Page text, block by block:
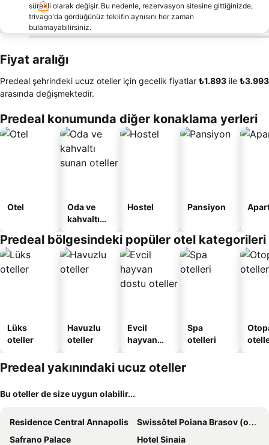
sürekli olarak değişir. Bu nedenle, rezervasyon sitesine gittiğinizde,
trivago'da gördüğünüz teklifin aynısını her zaman
bulamayabilirsiniz.
Fiyat aralığı
Predeal şehrindeki ucuz oteller için gecelik fiyatlar ‎₺1.893 ile ‎₺3.993
arasında değişmektedir.
Predeal konumunda diğer konaklama yerleri
Otel
Oda ve
kahvaltı
oteller
Hostel Pansiyon
Predeal bölgesindeki popüler otel kategorileri
Lüks
oteller
Havuzlu
oteller
Evcil
hayvan
oteller
Spa
otelleri
Predeal yakınındaki ucuz oteller
Bu oteller de size uygun olabilir...
Residence Central Annapolis
Swissôtel Poiana Brasov (opening February 2024)
Safrano Palace
Hotel Sinaia